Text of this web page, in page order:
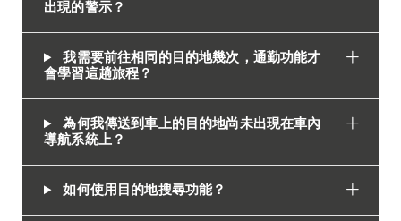
出現的警示？
我需要前往相同的目的地幾次，通勤功能才
會學習這趟旅程？
為何我傳送到車上的目的地尚未出現在車內
導航系統上？
如何使用目的地搜尋功能？